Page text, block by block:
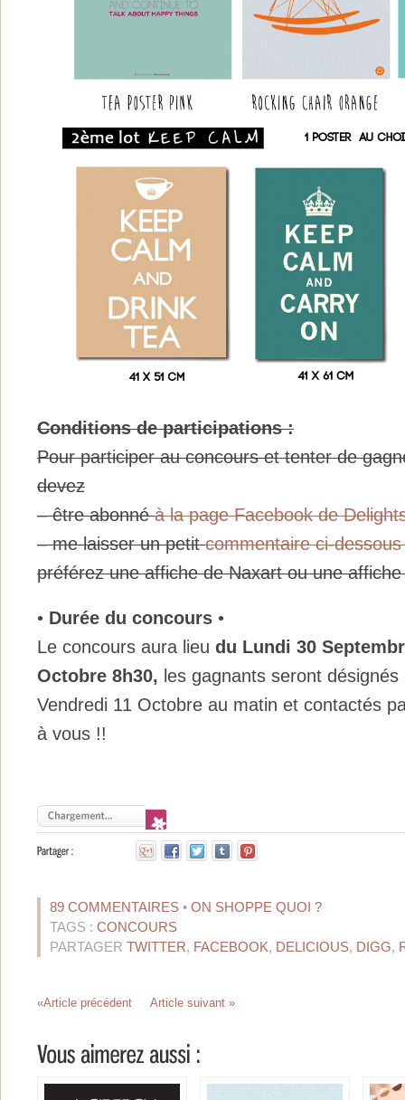
Conditions de participations :
Pour participer au concours et tenter de
devez
– être abonnéà la page Facebook de
– me laisser un petitcommentaire ci-
préférez une affiche de Naxart ou une
• Durée du concours •
Le concours aura lieu du Lundi 30
Octobre 8h30, les gagnants seront
Vendredi 11 Octobre au matin et contactés
à vous !!
89 COMMENTAIRES • ON SHOPPE QUOI ?
TAGS : CONCOURS
PARTAGER TWITTER, FACEBOOK, DELICIOUS, DIGG,
«Article précédent Article suivant »